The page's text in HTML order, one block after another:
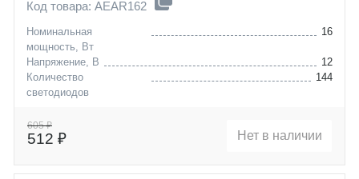
Код товара: AEAR162
Номинальная
мощность, Вт
16
Напряжение, В
12
Количество
светодиодов
144
605 ₽
512 ₽ Нет в наличии